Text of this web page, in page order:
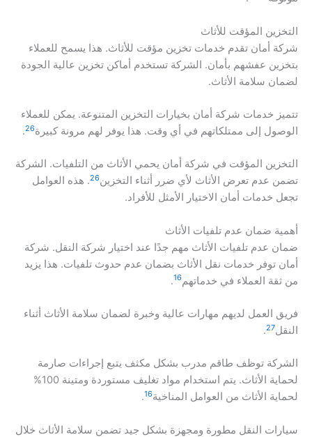
التخزين المؤقت للأثاث
شركة أمان تقدم خدمات تخزين مؤقت للأثاث. هذا يسمح للعملاء
بتخزين عفشهم بأمان. الشركة تستخدم أماكن تخزين عالية الجودة
لضمان سلامة الأثاث.
تتميز خدمات شركة أمان بخيارات التخزين المتنوعة. يمكن للعملاء
الوصول إلى ممتلكاتهم في أي وقت. هذا يوفر لهم مرونة كبيرة26
.
التخزين المؤقت في شركة أمان يحمي الأثاث من التلفيات. الشركة
تضمن عدم تعرض الأثاث لأي ضرر أثناء التخزين26. هذه العوامل
تجعل خدمات أمان الاختيار الأمثل للأفراد.
أهمية ضمان عدم تلفيات الأثاث
ضمان عدم تلفيات الأثاث مهم جدًا عند اختيار شركة النقل. شركة
أمان توفر خدمات نقل الأثاث بضمان عدم حدوث تلفيات. هذا يزيد
من ثقة العملاء في خدماتهم16
.
فريق العمل لديهم مهارات عالية وخبرة لضمان سلامة الأثاث أثناء
النقل27
.
الشركة توظف طاقم مدرب بشكل مكثف يتبع إجراءات صارمة
لحماية الأثاث. يتم استخدام مواد تغليف مستوردة ومتينة 100%
لحماية الأثاث من العوامل المناخية16
.
سيارات النقل مطورة ومجهزة بشكل جيد تضمن سلامة الأثاث خلال